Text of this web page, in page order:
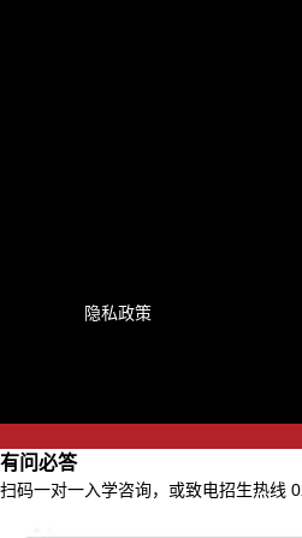
隐私政策
有问必答
扫码一对一入学咨询，或致电招生热线